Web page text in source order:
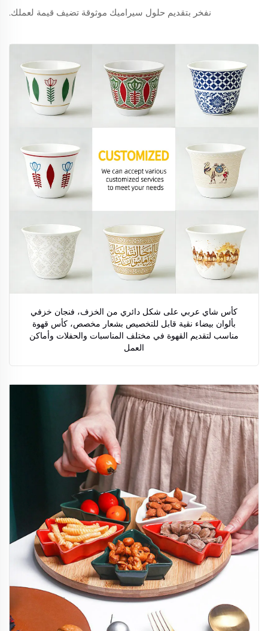
نفخر بتقديم حلول سيراميك موثوقة تضيف قيمة لعملك.
كأس شاي عربي على شكل دائري من الخزف، فنجان خزفي
بألوان بيضاء نقية قابل للتخصيص بشعار مخصص، كأس قهوة
مناسب لتقديم القهوة في مختلف المناسبات والحفلات وأماكن
العمل